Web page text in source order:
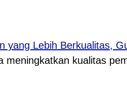
yang Lebih Berkualitas,
meningkatkan kualitas